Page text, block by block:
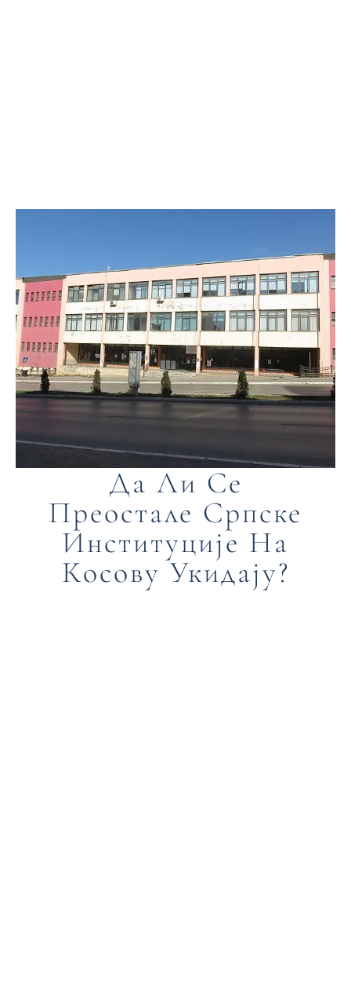
Да Ли Се
Преостале Српске
Институције На
Косову Укидају?